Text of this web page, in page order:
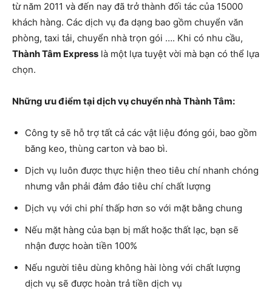
từ năm 2011 và đến nay đã trở thành đối tác của 15000
khách hàng. Các dịch vụ đa dạng bao gồm chuyển văn
phòng, taxi tải, chuyển nhà trọn gói …. Khi có nhu cầu,
Thành Tâm Express là một lựa tuyệt vời mà bạn có thể lựa
chọn.
Những ưu điểm tại dịch vụ chuyển nhà Thành Tâm:
Công ty sẽ hỗ trợ tất cả các vật liệu đóng gói, bao gồm
băng keo, thùng carton và bao bì.
Dịch vụ luôn được thực hiện theo tiêu chí nhanh chóng
nhưng vẫn phải đảm đảo tiêu chí chất lượng
Dịch vụ với chi phí thấp hơn so với mặt bằng chung
Nếu mặt hàng của bạn bị mất hoặc thất lạc, bạn sẽ
nhận được hoàn tiền 100%
Nếu người tiêu dùng không hài lòng với chất lượng
dịch vụ sẽ được hoàn trả tiền dịch vụ